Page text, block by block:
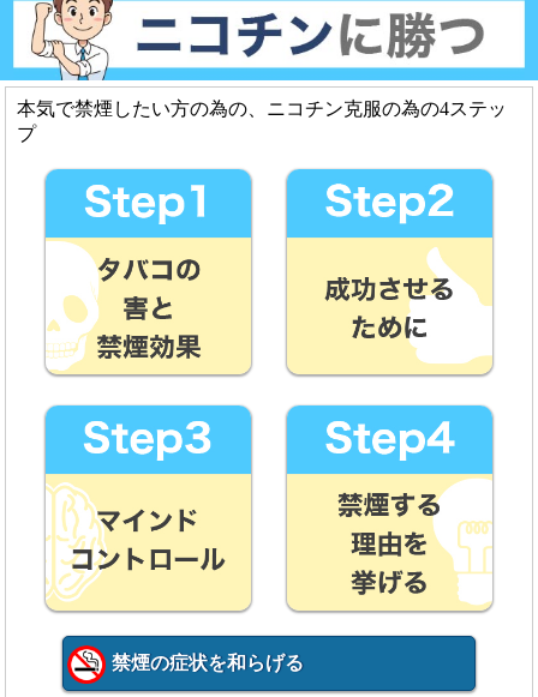
本気で禁煙したい方の為の、ニコチン克服の為の4ステッ
プ
禁煙の症状を和らげる